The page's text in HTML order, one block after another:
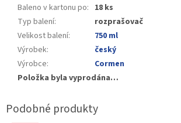
Baleno v kartonu po: 18 ks
Typ balení:
rozprašovač
Velikost balení:
750 ml
Výrobek:
český
Výrobce:
Cormen
Položka byla vyprodána…